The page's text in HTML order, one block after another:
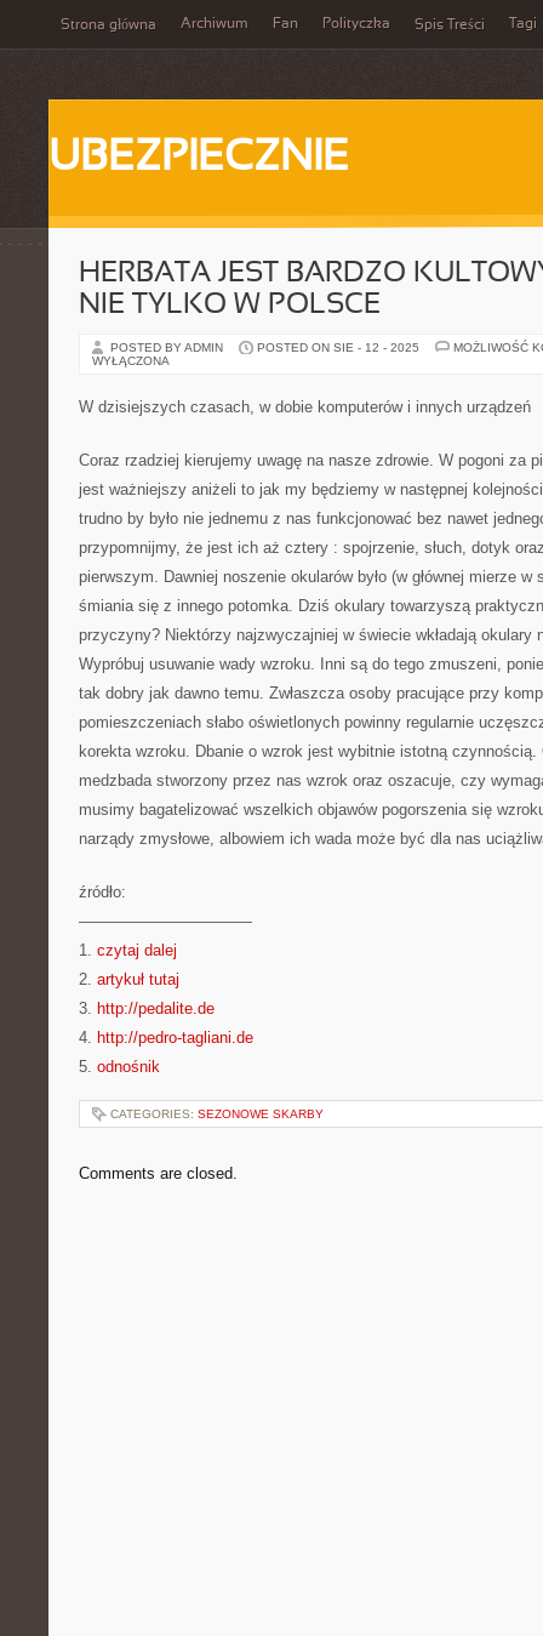
Strona główna Archiwum Fan Polityczka Spis Treści Tagi
UBEZPIECZNIE
HERBATA JEST BARDZO
NIE TYLKO W POLSCE
POSTED BY ADMIN POSTED ON SIE - 12 - 2025
MOŻLIWOŚĆ
WYŁĄCZONA
W dzisiejszych czasach, w dobie komputerów i innych urządzeń
Coraz rzadziej kierujemy uwagę na nasze zdrowie. W pogoni za
jest ważniejszy aniżeli to jak my będziemy w następnej
trudno by było nie jednemu z nas funkcjonować bez nawet
przypomnijmy, że jest ich aż cztery : spojrzenie, słuch, dotyk
pierwszym. Dawniej noszenie okularów było (w głównej mierze
śmiania się z innego potomka. Dziś okulary towarzyszą
przyczyny? Niektórzy najzwyczajniej w świecie wkładają okulary
Wypróbuj usuwanie wady wzroku. Inni są do tego zmuszeni,
tak dobry jak dawno temu. Zwłaszcza osoby pracujące przy
pomieszczeniach słabo oświetlonych powinny regularnie
korekta wzroku. Dbanie o wzrok jest wybitnie istotną
medzbada stworzony przez nas wzrok oraz oszacuje, czy
musimy bagatelizować wszelkich objawów pogorszenia się
narządy zmysłowe, albowiem ich wada może być dla nas
źródło:
———————————
1. czytaj dalej
2. artykuł tutaj
3. http://pedalite.de
4. http://pedro-tagliani.de
5. odnośnik
CATEGORIES: SEZONOWE SKARBY
Comments are closed.